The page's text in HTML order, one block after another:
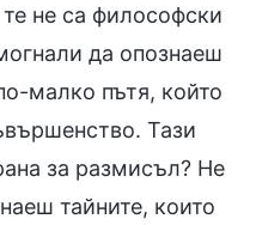
не са философски
да опознаеш
малко пътя, който
Тази
за размисъл? Не
тайните, които